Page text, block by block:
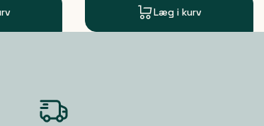
Læg i kurv